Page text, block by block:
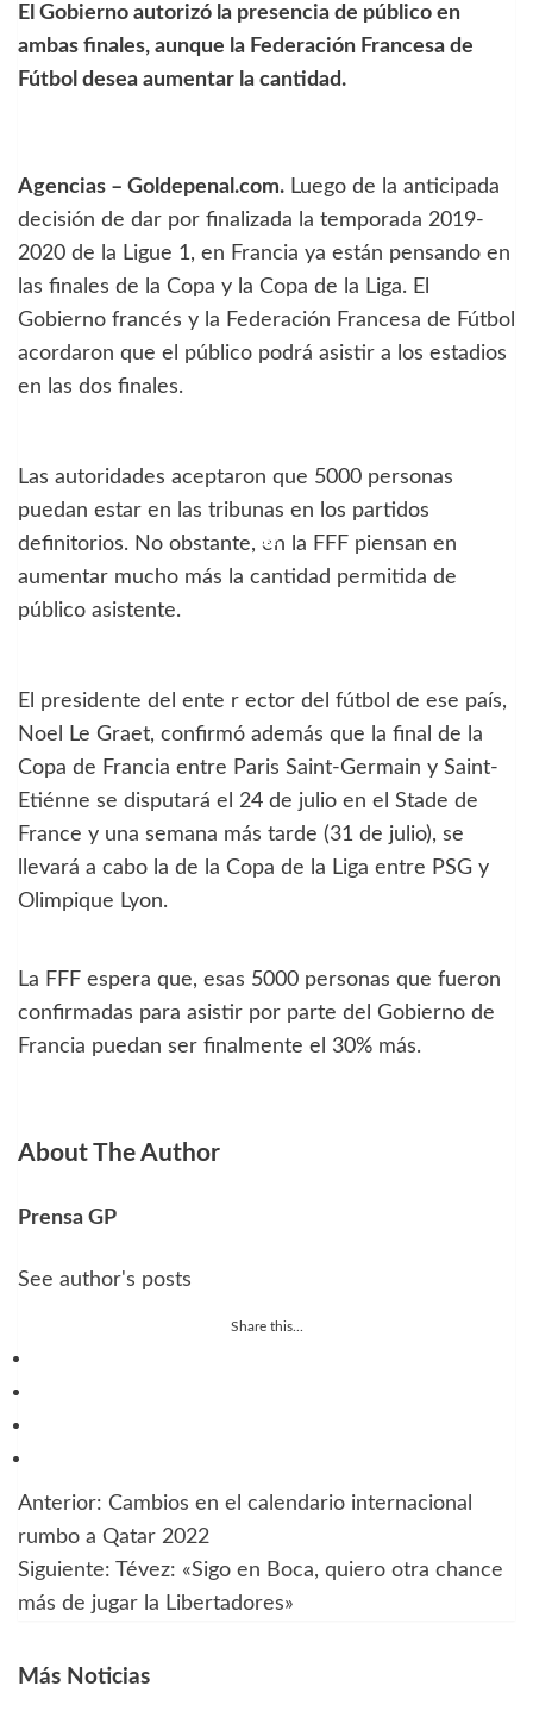
El Gobierno autorizó la presencia de público en
ambas finales, aunque la Federación Francesa de
Fútbol desea aumentar la cantidad.
Agencias – Goldepenal.com. Luego de la anticipada
decisión de dar por finalizada la temporada 2019-
2020 de la Ligue 1, en Francia ya están pensando en
las finales de la Copa y la Copa de la Liga. El
Gobierno francés y la Federación Francesa de Fútbol
acordaron que el público podrá asistir a los estadios
en las dos finales.
Las autoridades aceptaron que 5000 personas
puedan estar en las tribunas en los partidos
definitorios. No obstante, en la FFF piensan en
aumentar mucho más la cantidad permitida de
público asistente.
El presidente del ente r ector del fútbol de ese país,
Noel Le Graet, confirmó además que la final de la
Copa de Francia entre Paris Saint-Germain y Saint-
Etiénne se disputará el 24 de julio en el Stade de
France y una semana más tarde (31 de julio), se
llevará a cabo la de la Copa de la Liga entre PSG y
Olimpique Lyon.
La FFF espera que, esas 5000 personas que fueron
confirmadas para asistir por parte del Gobierno de
Francia puedan ser finalmente el 30% más.
About The Author
Prensa GP
See author's posts
Share this...
Navegación
de
entradas
Anterior: Cambios en el calendario internacional
rumbo a Qatar 2022
Siguiente: Tévez: «Sigo en Boca, quiero otra chance
más de jugar la Libertadores»
Más Noticias